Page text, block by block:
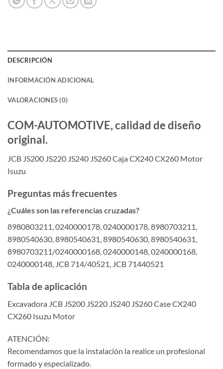
DESCRIPCIÓN
INFORMACIÓN ADICIONAL
VALORACIONES (0)
COM-AUTOMOTIVE, calidad de diseño
original.
JCB JS200 JS220 JS240 JS260 Caja CX240 CX260 Motor
Isuzu
Preguntas más frecuentes
¿Cuáles son las referencias cruzadas?
8980803211, 0240000178, 0240000178, 8980703211,
8980540630, 8980540631, 8980540630, 8980540631,
8980703211/0240000168, 0240000148, 0240000168,
0240000148, JCB 714/40521, JCB 71440521
Tabla de aplicación
Excavadora JCB JS200 JS220 JS240 JS260 Case CX240
CX260 Isuzu Motor
ATENCIÓN:
Recomendamos que la instalación la realice un profesional
formado y especializado.